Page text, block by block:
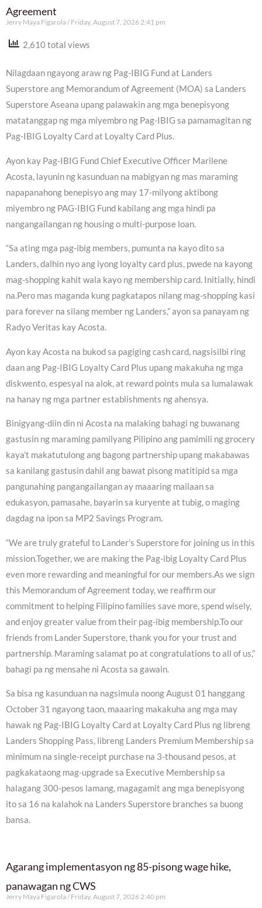
Agreement
Jerry Maya Figarola Friday, August 7, 2026 2:41 pm
2,610 total views
Nilagdaan ngayong araw ng Pag-IBIG Fund at Landers
Superstore ang Memorandum of Agreement (MOA) sa Landers
Superstore Aseana upang palawakin ang mga benepisyong
matatanggap ng mga miyembro ng Pag-IBIG sa pamamagitan ng
Pag-IBIG Loyalty Card at Loyalty Card Plus.
Ayon kay Pag-IBIG Fund Chief Executive Officer Marilene
Acosta, layunin ng kasunduan na mabigyan ng mas maraming
napapanahong benepisyo ang may 17-milyong aktibong
miyembro ng PAG-IBIG Fund kabilang ang mga hindi pa
nangangailangan ng housing o multi-purpose loan.
“Sa ating mga pag-ibig members, pumunta na kayo dito sa
Landers, dalhin nyo ang iyong loyalty card plus, pwede na kayong
mag-shopping kahit wala kayo ng membership card. Initially, hindi
na.Pero mas maganda kung pagkatapos nilang mag-shopping kasi
para forever na silang member ng Landers,” ayon sa panayam ng
Radyo Veritas kay Acosta.
Ayon kay Acosta na bukod sa pagiging cash card, nagsisilbi ring
daan ang Pag-IBIG Loyalty Card Plus upang makakuha ng mga
diskwento, espesyal na alok, at reward points mula sa lumalawak
na hanay ng mga partner establishments ng ahensya.
Binigyang-diin din ni Acosta na malaking bahagi ng buwanang
gastusin ng maraming pamilyang Pilipino ang pamimili ng grocery
kaya’t makatutulong ang bagong partnership upang makabawas
sa kanilang gastusin dahil ang bawat pisong matitipid sa mga
pangunahing pangangailangan ay maaaring mailaan sa
edukasyon, pamasahe, bayarin sa kuryente at tubig, o maging
dagdag na ipon sa MP2 Savings Program.
“We are truly grateful to Lander’s Superstore for joining us in this
mission.Together, we are making the Pag-ibig Loyalty Card Plus
even more rewarding and meaningful for our members.As we sign
this Memorandum of Agreement today, we reaffirm our
commitment to helping Filipino families save more, spend wisely,
and enjoy greater value from their pag-ibig membership.To our
friends from Lander Superstore, thank you for your trust and
partnership. Maraming salamat po at congratulations to all of us,”
bahagi pa ng mensahe ni Acosta sa gawain.
Sa bisa ng kasunduan na nagsimula noong August 01 hanggang
October 31 ngayong taon, maaaring makakuha ang mga may
hawak ng Pag-IBIG Loyalty Card at Loyalty Card Plus ng libreng
Landers Shopping Pass, libreng Landers Premium Membership sa
minimum na single-receipt purchase na 3-thousand pesos, at
pagkakataong mag-upgrade sa Executive Membership sa
halagang 300-pesos lamang, magagamit ang mga benepisyong
ito sa 16 na kalahok na Landers Superstore branches sa buong
bansa.
Agarang implementasyon ng 85-pisong wage hike,
panawagan ng CWS
Jerry Maya Figarola Friday, August 7, 2026 2:40 pm